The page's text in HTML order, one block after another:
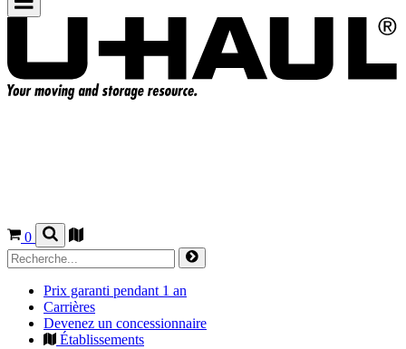
0
Prix garanti pendant 1 an
Carrières
Devenez un concessionnaire
Établissements